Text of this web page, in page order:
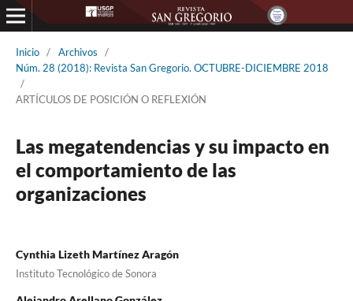
Inicio / Archivos
/
Núm. 28 (2018): Revista San Gregorio. OCTUBRE-DICIEMBRE 2018
/
ARTÍCULOS DE POSICIÓN O REFLEXIÓN
Las megatendencias y su impacto en
el comportamiento de las
organizaciones
Cynthia Lizeth Martínez Aragón
Instituto Tecnológico de Sonora